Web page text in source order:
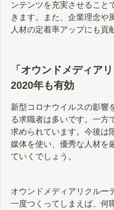
ンテンツを充実させること
きます。また、企業理念や
人材の定着率アップにも貢
「オウンドメディア
2020年も有効
新型コロナウイルスの影響
る求職者は多いです。一方
求められています。今後は
媒体を使い、優秀な人材を
ていくでしょう。
オウンドメディアリクルー
一度つくってしまえば、何